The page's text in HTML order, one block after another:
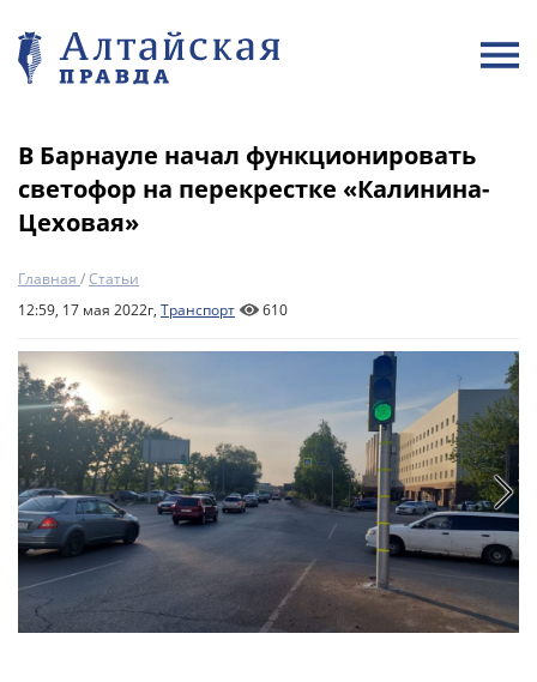
В Барнауле начал функционировать
светофор на перекрестке «Калинина-
Цеховая»
Главная /Статьи
12:59, 17 мая 2022г, Транспорт 610